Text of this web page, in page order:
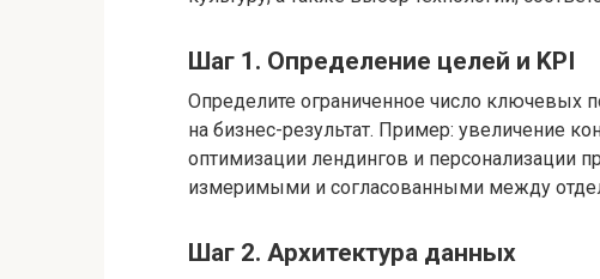
Шаг 1. Определение целей и KPI
Определите ограниченное число ключевых
на бизнес-результат. Пример: увеличение
оптимизации лендингов и персонализации
измеримыми и согласованными между
Шаг 2. Архитектура данных